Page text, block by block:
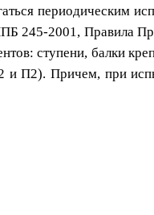
периодическим
245-2001, Правила
ступени, балки
и П2). Причем, при